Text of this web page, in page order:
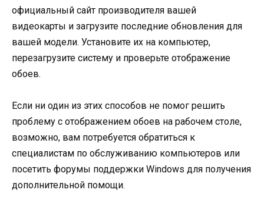
официальный сайт производителя вашей
видеокарты и загрузите последние обновления для
вашей модели. Установите их на компьютер,
перезагрузите систему и проверьте отображение
обоев.
Если ни один из этих способов не помог решить
проблему с отображением обоев на рабочем столе,
возможно, вам потребуется обратиться к
специалистам по обслуживанию компьютеров или
посетить форумы поддержки Windows для получения
дополнительной помощи.